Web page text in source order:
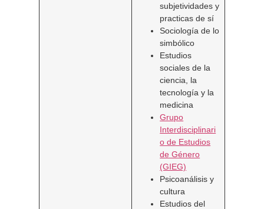
subjetividades y
practicas de sí
Sociología de lo
simbólico
Estudios
sociales de la
ciencia, la
tecnología y la
medicina
Grupo
Interdisciplinari
o de Estudios
de Género
(GIEG)
Psicoanálisis y
cultura
Estudios del